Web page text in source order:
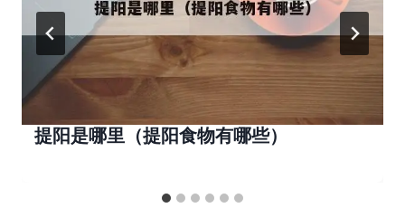
提阳是哪里（提阳食物有哪些）